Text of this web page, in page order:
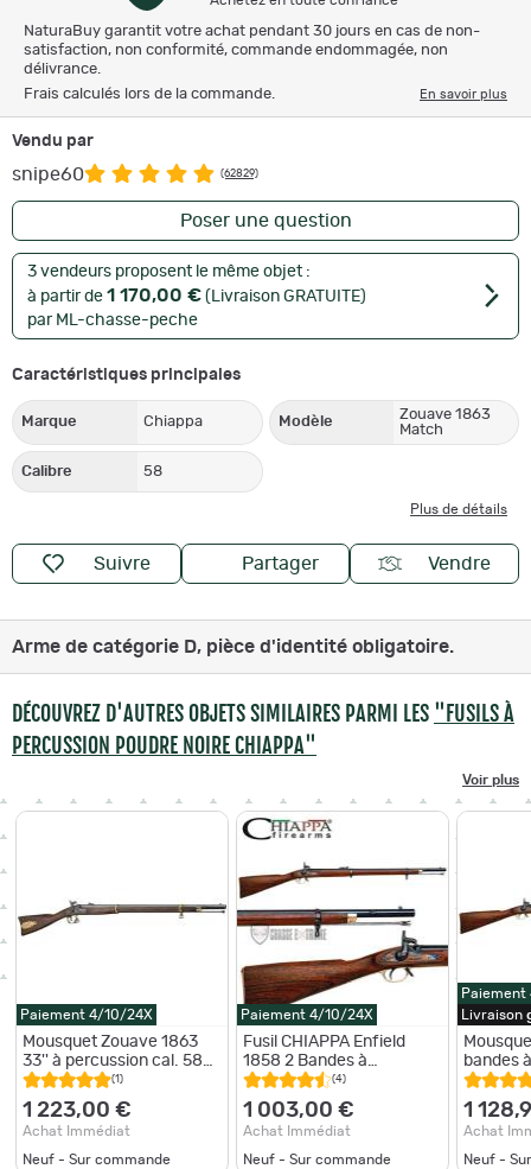
NaturaBuy garantit votre achat pendant 30 jours en cas de non-
satisfaction, non conformité, commande endommagée, non
délivrance.
Frais calculés lors de la commande.
En savoir plus
Vendu par
snipe60 (62829)
Poser une question
3 vendeurs proposent le même objet :
à partir de 1 170,00 € (Livraison GRATUITE)
par ML-chasse-peche
Caractéristiques principales
Marque Chiappa Modèle
Zouave 1863
Match
Calibre 58
Plus de détails
Suivre Partager Vendre
Arme de catégorie D, pièce d'identité obligatoire.
DÉCOUVREZ D'AUTRES OBJETS SIMILAIRES PARMI LES "FUSILS À
PERCUSSION POUDRE NOIRE CHIAPPA"
Voir plus
Paiement 4/10/24X
Mousquet Zouave 1863
33'' à percussion cal. 58
Finition : Bronzée
(1)
1 223,00 €
Achat Immédiat
Neuf - Sur commande
Paiement 4/10/24X
Fusil CHIAPPA Enfield
1858 2 Bandes à
Percussion Cal 58
(4)
1 003,00 €
Achat Immédiat
Neuf - Sur commande
Livraison
bandes
58
1
Achat
Neuf -